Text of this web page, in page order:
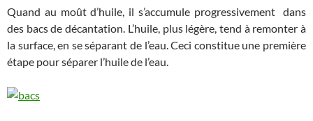
Quand au moût d’huile, il s’accumule progressivement dans
des bacs de décantation. L’huile, plus légère, tend à remonter à
la surface, en se séparant de l’eau. Ceci constitue une première
étape pour séparer l’huile de l’eau.